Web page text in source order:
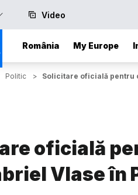
Video
România My Europe
Politic > Solicitare oficială pentru
oficială
Vlase în